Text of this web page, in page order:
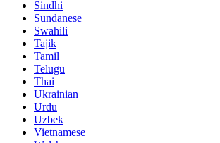
Sindhi
Sundanese
Swahili
Tajik
Tamil
Telugu
Thai
Ukrainian
Urdu
Uzbek
Vietnamese